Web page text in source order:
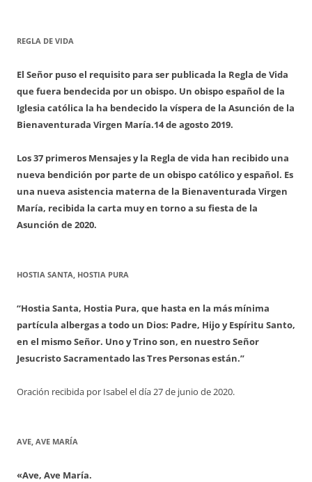
REGLA DE VIDA
El Señor puso el requisito para ser publicada la Regla de Vida
que fuera bendecida por un obispo. Un obispo español de la
Iglesia católica la ha bendecido la víspera de la Asunción de la
Bienaventurada Virgen María.14 de agosto 2019.
Los 37 primeros Mensajes y la Regla de vida han recibido una
nueva bendición por parte de un obispo católico y español. Es
una nueva asistencia materna de la Bienaventurada Virgen
María, recibida la carta muy en torno a su fiesta de la
Asunción de 2020.
HOSTIA SANTA, HOSTIA PURA
“Hostia Santa, Hostia Pura, que hasta en la más mínima
partícula albergas a todo un Dios: Padre, Hijo y Espíritu Santo,
en el mismo Señor. Uno y Trino son, en nuestro Señor
Jesucristo Sacramentado las Tres Personas están.”
Oración recibida por Isabel el día 27 de junio de 2020.
AVE, AVE MARÍA
«Ave, Ave María.